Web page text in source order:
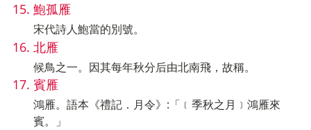
鮑孤雁
宋代詩人鮑當的別號。
北雁
候鳥之一。因其每年秋分后由北南飛，故稱。
賓雁
鴻雁。語本《禮記．月令》:「﹝季秋之月﹞鴻雁來
賓。」